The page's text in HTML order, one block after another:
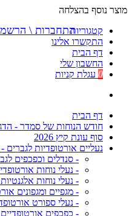
מוצר נוסף בהצלחה
קטגוריות
התקשרו אלינו
דף הבית
החשבון שלי
0 עגלת קניות
דף הבית
חודש הנוחות של סמדר -
סוף עונת קיץ 2026
נעליים אורטופדיות לגברים
- סנדלים וכפכפים
- נעלי נוחות
- נעלי נוחות
- מגפיים ומגפונים
- נעלי ספורט
- כפכפים
התחברות \